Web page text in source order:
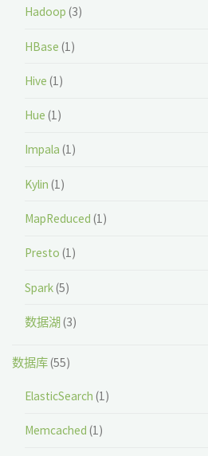
Hadoop (3)
HBase (1)
Hive (1)
Hue (1)
Impala (1)
Kylin (1)
MapReduced (1)
Presto (1)
Spark(5)
数据湖(3)
数据库(55)
ElasticSearch (1)
Memcached (1)